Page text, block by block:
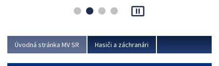
pause_presentation
Úvodná stránka MV SR Hasiči a záchranári